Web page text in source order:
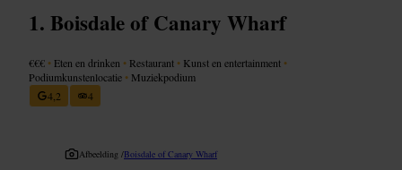
Boisdale of Canary Wharf
€€€ • Eten en drinken • Restaurant • Kunst en entertainment •
Podiumkunstenlocatie • Muziekpodium
4,2
4
Afbeelding /Boisdale of Canary Wharf